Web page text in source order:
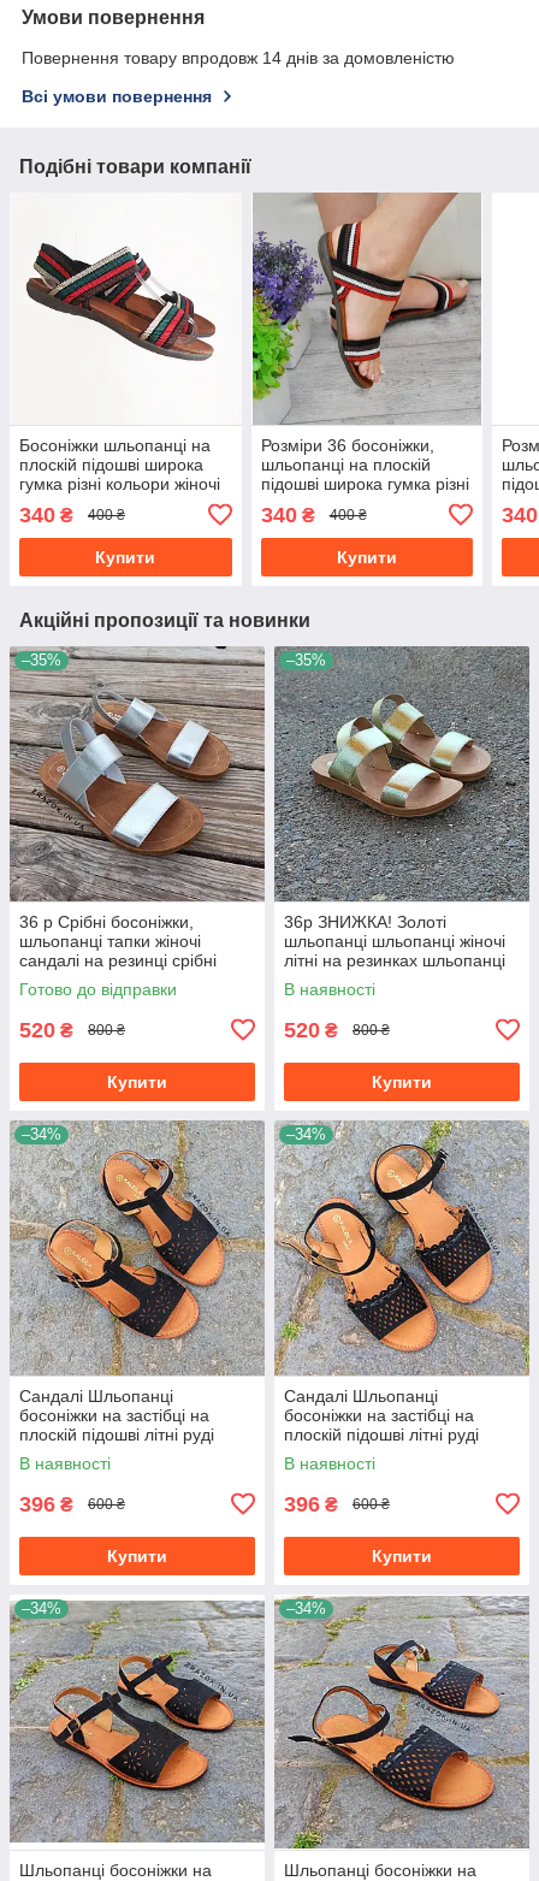
Умови повернення
Повернення товару впродовж 14 днів за домовленістю
Всі умови повернення
Подібні товари компанії
Босоніжки шльопанці на
плоскій підошві широка
гумка різні кольори жіночі
340 ₴ 400 ₴
Купити
Розміри 36 босоніжки,
шльопанці на плоскій
підошві широка гумка різні
340₴ 400 ₴
Купити
340
Акційні пропозиції та новинки
–35%
36 р Срібні босоніжки,
шльопанці тапки жіночі
сандалі на резинці срібні
босоніжки шльопанці тапки
сандалі
Готово до відправки
520 ₴ 800 ₴
Купити
–35%
36р ЗНИЖКА! Золоті
шльопанці шльопанці жіночі
літні на резинках шльопанці
шльопанці золотисті
В наявності
520 ₴ 800 ₴
Купити
–34%
Сандалі Шльопанці
босоніжки на застібці на
плоскій підошві літні руді
коричневі, чорні з візерунком
В наявності
396 ₴ 600 ₴
Купити
–34%
Сандалі Шльопанці
босоніжки на застібці на
плоскій підошві літні руді
коричневі, чорні з візерунком
В наявності
396 ₴ 600 ₴
Купити
–34%
Шльопанці босоніжки на
–34%
Шльопанці босоніжки на